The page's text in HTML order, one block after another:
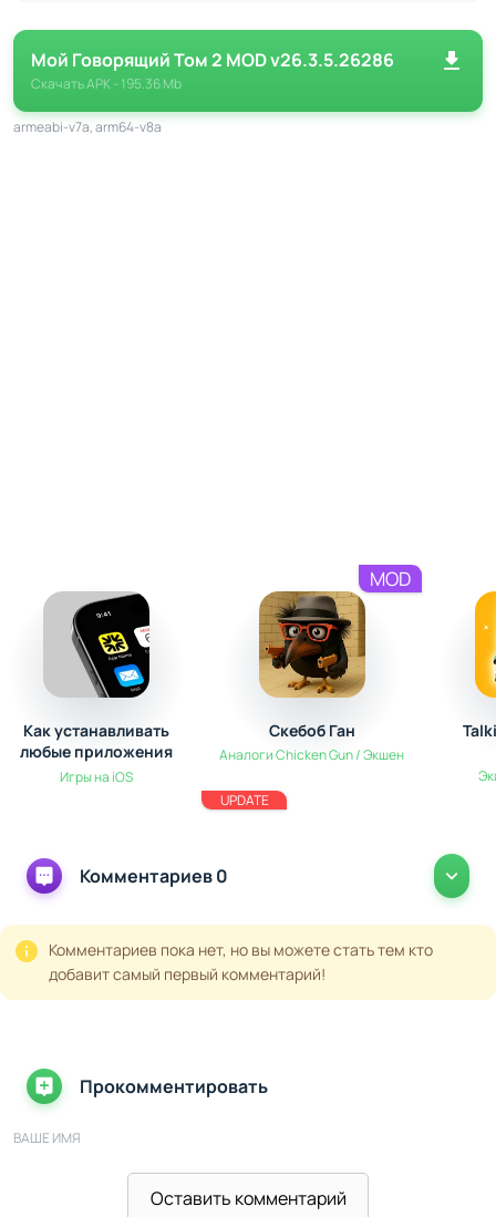
многопользовательской игре «Космические следы»
или потренироваться в ловкости, бросая
баскетбольный мяч в кольцо. Многие из этих
активностей приносят бонусы и подарки, которые
взаимодействий, захватывающие азартные мини-игры
и чувство, что Том становится частью вашей жизни.
Мой Говорящий Том 2 MOD v26.3.5.26286
СкачатьAPK- 195.36 Mb
armeabi-v7a, arm64-v8a
Как устанавливать
любые приложения
на iPhone без App
Игры на iOS
Скебоб Ган
Аналоги Chicken Gun / Экшен
UPDATE
MOD
Комментариев 0
Комментариев пока нет, но вы можете стать тем кто
добавит самый первый комментарий!
Прокомментировать
ВАШЕ ИМЯ
Оставить комментарий